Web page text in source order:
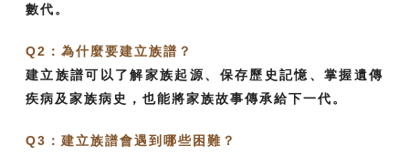
數代。
Q2：為什麼要建立族譜？
建立族譜可以了解家族起源、保存歷史記憶、掌握遺傳
疾病及家族病史，也能將家族故事傳承給下一代。
Q3：建立族譜會遇到哪些困難？